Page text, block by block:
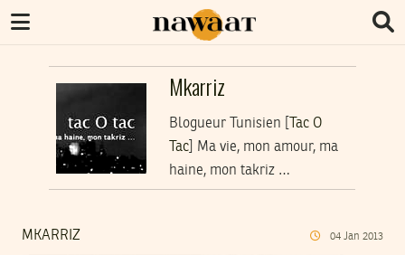
Mkarriz
Blogueur Tunisien [
Tac O
Tac ] Ma vie, mon amour, ma
haine, mon takriz …
MKARRIZ 04 Jan 2013